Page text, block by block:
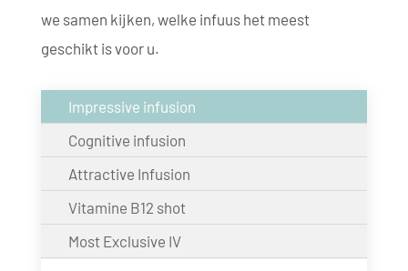
we samen kijken, welke infuus het meest
geschikt is voor u.
Impressive infusion
Cognitive infusion
Attractive Infusion
Vitamine B12 shot
Most Exclusive IV